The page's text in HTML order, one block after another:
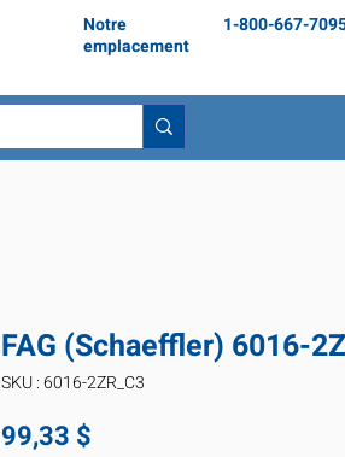
Notre
emplacement
1-800-667-
FAG (Schaeffler) 6016-
SKU : 6016-2ZR_C3
99,33 $